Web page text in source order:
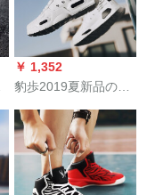
314996-12 wa 3963-
101大理石スラブ42.5
￥ 1,352
豹歩2019夏新品のバ
白黒41